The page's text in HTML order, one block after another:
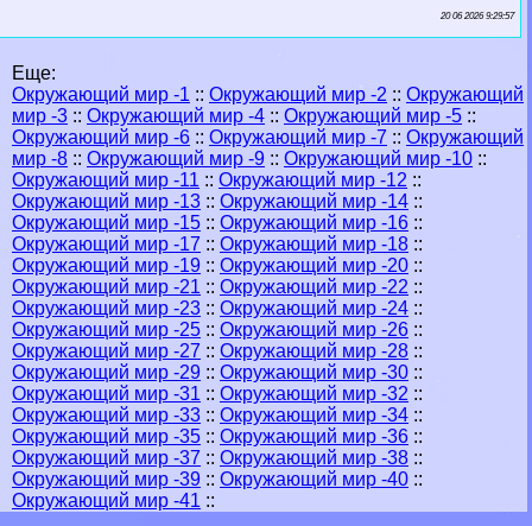
20 06 2026 9:29:57
Еще:
Окружающий мир -1 :: Окружающий мир -2 :: Окружающий
мир -3 :: Окружающий мир -4 :: Окружающий мир -5 ::
Окружающий мир -6 :: Окружающий мир -7 :: Окружающий
мир -8 :: Окружающий мир -9 :: Окружающий мир -10 ::
Окружающий мир -11 :: Окружающий мир -12 ::
Окружающий мир -13 :: Окружающий мир -14 ::
Окружающий мир -15 :: Окружающий мир -16 ::
Окружающий мир -17 :: Окружающий мир -18 ::
Окружающий мир -19 :: Окружающий мир -20 ::
Окружающий мир -21 :: Окружающий мир -22 ::
Окружающий мир -23 :: Окружающий мир -24 ::
Окружающий мир -25 :: Окружающий мир -26 ::
Окружающий мир -27 :: Окружающий мир -28 ::
Окружающий мир -29 :: Окружающий мир -30 ::
Окружающий мир -31 :: Окружающий мир -32 ::
Окружающий мир -33 :: Окружающий мир -34 ::
Окружающий мир -35 :: Окружающий мир -36 ::
Окружающий мир -37 :: Окружающий мир -38 ::
Окружающий мир -39 :: Окружающий мир -40 ::
Окружающий мир -41 ::